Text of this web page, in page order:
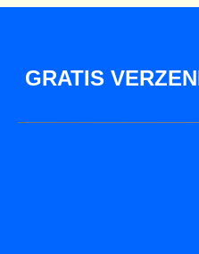
GRATIS